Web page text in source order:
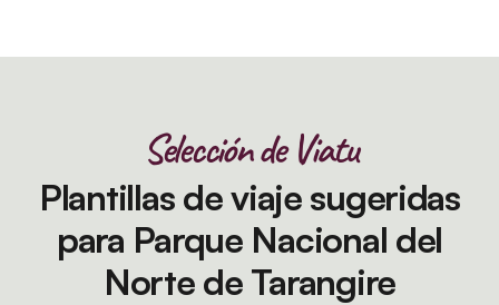
Selección de Viatu
Plantillas de viaje sugeridas
para Parque Nacional del
Norte de Tarangire